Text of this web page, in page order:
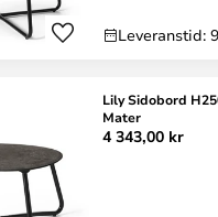
Leveranstid:
Lily Sidobord
Mater
4 343,00 kr